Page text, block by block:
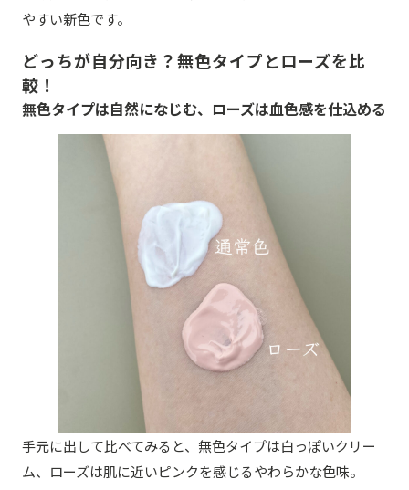
やすい新色です。
どっちが自分向き？無色タイプとローズを比
較！
無色タイプは自然になじむ、ローズは血色感を仕込める
手元に出して比べてみると、無色タイプは白っぽいクリー
ム、ローズは肌に近いピンクを感じるやわらかな色味。